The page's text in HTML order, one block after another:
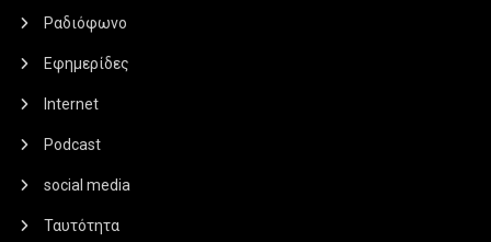
Ραδιόφωνο
Εφημερίδες
Internet
Podcast
social media
Ταυτότητα